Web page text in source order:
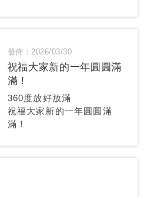
祝福大家新的一年圓圓滿
滿！
發佈：2026/03/30
360度放好放滿
祝福大家新的一年圓圓滿
滿！